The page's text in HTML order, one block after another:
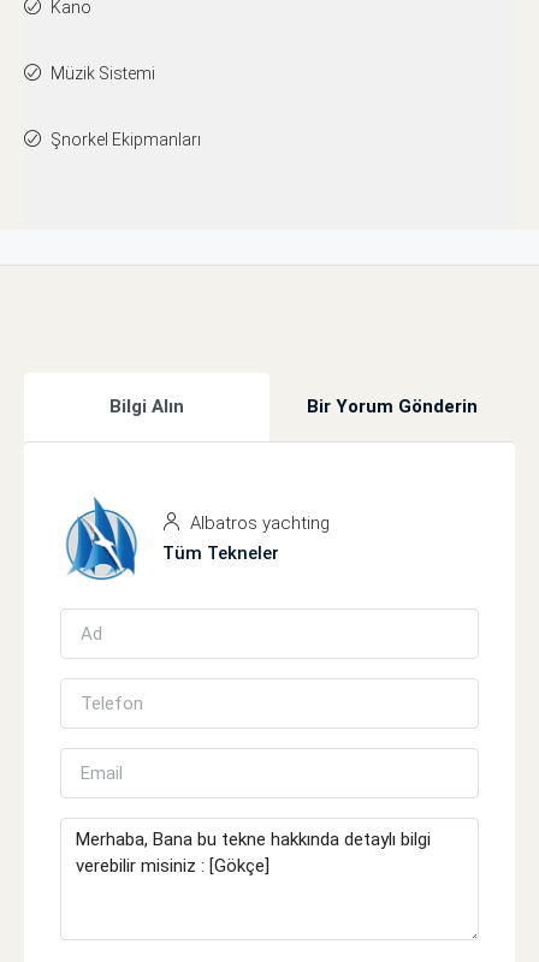
Kano
Müzik Sistemi
Şnorkel Ekipmanları
Bilgi Alın Bir Yorum Gönderin
Albatros yachting
Tüm Tekneler